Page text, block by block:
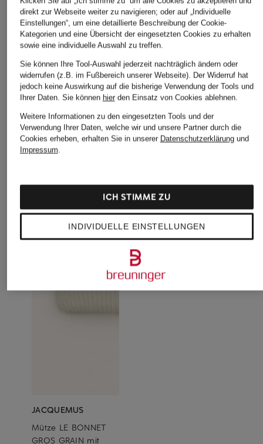
Bestpreis:68
Ursprünglich:
ÄHNLICHE ARTIKEL ENTDECKEN
JACQUEMUS
Mütze LE BONNET
GROS GRAIN mit
direkt zur Webseite weiter zu navigieren; oder auf „Individuelle
Einstellungen“, um eine detaillierte Beschreibung der Cookie-
Kategorien und eine Übersicht der eingesetzten Cookies zu erhalten
sowie eine individuelle Auswahl zu treffen.
Sie können Ihre Tool-Auswahl jederzeit nachträglich ändern oder
widerrufen (z.B. im Fußbereich unserer Webseite). Der Widerruf hat
jedoch keine Auswirkung auf die bisherige Verwendung der Tools und
Ihrer Daten. Sie können hierden Einsatz von Cookies ablehnen.
Weitere Informationen zu den eingesetzten Tools und der
Verwendung Ihrer Daten, welche wir und unsere Partner durch die
Cookies erheben, erhalten Sie in unserer Datenschutzerklärungund
Impressum.
INDIVIDUELLE EINSTELLUNGEN
ICH STIMME ZU